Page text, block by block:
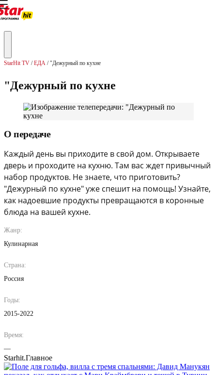
StarHit TV ЕДА "Дежурный по кухне
"Дежурный по кухне
О передаче
Каждый день вы приходите в свой дом. Открываете
дверь и проходите на кухню. Там вас ждет привычный
набор продуктов. Не знаете, что приготовить?
"Дежурный по кухне" уже спешит на помощь! Узнайте,
как надоевшие продукты превращаются в коронные
блюда на вашей кухне.
Жанр:
Кулинарная
Страна:
Россия
Годы:
2015-2022
Время:
—
Starhit.Главное